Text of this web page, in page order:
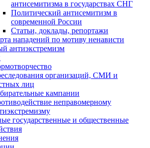
антисемитизма в государствах СНГ
Политический антисемитизм в
современной России
Статьи, доклады, репортажи
нападений по мотиву ненависти
антиэкстремизм
организаций, СМИ и
лиц
кампании
неправомерному
государственные и общественные